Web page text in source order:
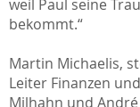
weil Paul seine
bekommt.“
Martin Michaelis,
Leiter Finanzen
Milhahn und